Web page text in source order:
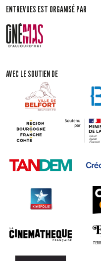
ENTREVUES EST ORGANISÉ PAR
AVEC LE SOUTIEN DE